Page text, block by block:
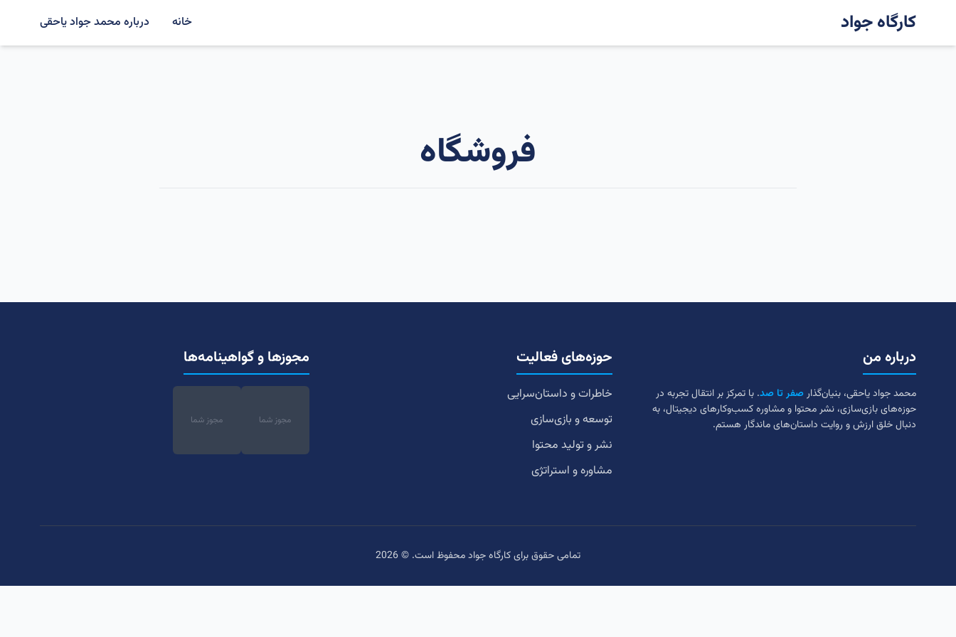
کارگاه جواد خانه درباره محمد جواد یاحقی
فروشگاه
درباره من
محمد جواد یاحقی، بنیان‌گذارصفر تا صد. با تمرکز بر انتقال تجربه در
حوزه‌های بازی‌سازی، نشر محتوا و مشاوره کسب‌وکارهای دیجیتال، به
دنبال خلق ارزش و روایت داستان‌های ماندگار هستم.
حوزه‌های فعالیت
خاطرات و داستان‌سرایی
توسعه و بازی‌سازی
نشر و تولید محتوا
مشاوره و استراتژی
مجوزها و گواهینامه‌ها
مجوز شما مجوز شما
تمامی حقوق برای کارگاه جواد محفوظ است. © 2026